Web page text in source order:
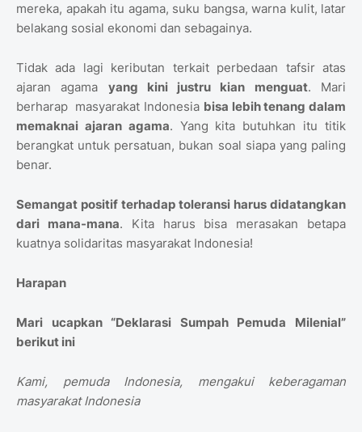
mereka, apakah itu agama, suku bangsa, warna kulit, latar
belakang sosial ekonomi dan sebagainya.
Tidak ada lagi keributan terkait perbedaan tafsir atas
ajaran agama yang kini justru kian menguat. Mari
berharap masyarakat Indonesia bisa lebih tenang dalam
memaknai ajaran agama. Yang kita butuhkan itu titik
berangkat untuk persatuan, bukan soal siapa yang paling
benar.
Semangat positif terhadap toleransi harus didatangkan
dari mana-mana. Kita harus bisa merasakan betapa
kuatnya solidaritas masyarakat Indonesia!
Harapan
Mari ucapkan “Deklarasi Sumpah Pemuda Milenial”
berikut ini
Kami, pemuda Indonesia, mengakui keberagaman
masyarakat Indonesia